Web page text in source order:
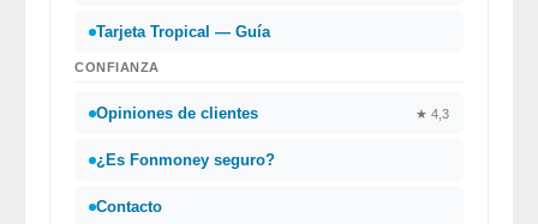
Tarjeta Tropical — Guía
CONFIANZA
Opiniones de clientes ★ 4,3
¿Es Fonmoney seguro?
Contacto